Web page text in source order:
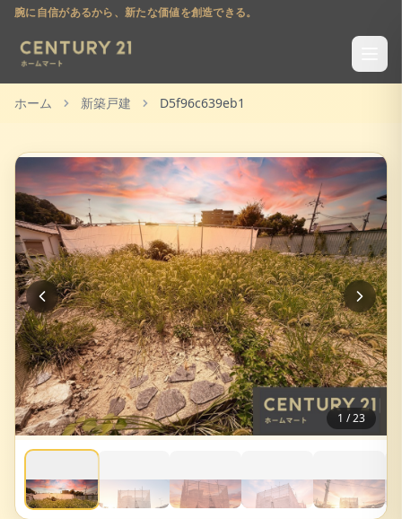
腕に自信があるから、新たな価値を創造できる。
ホーム 新築戸建 D5f96c639eb1
1 /23